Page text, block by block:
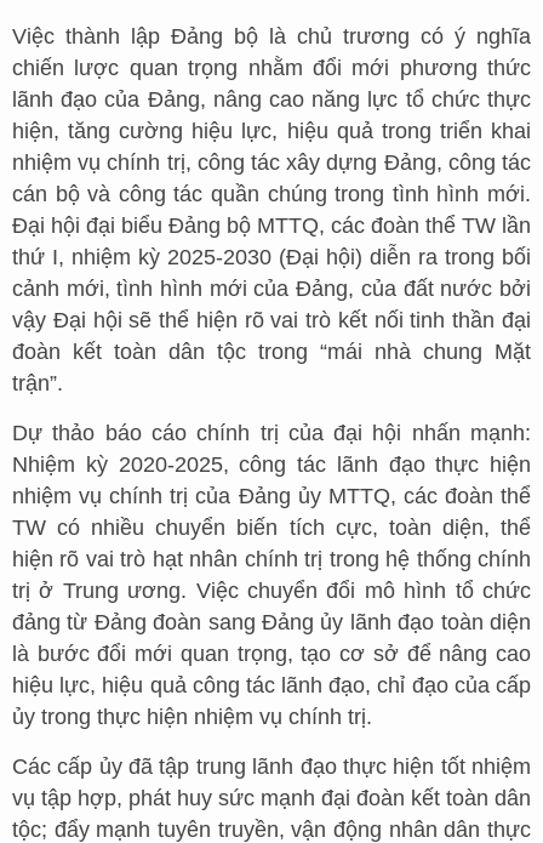
Việc thành lập Đảng bộ là chủ trương có ý nghĩa
chiến lược quan trọng nhằm đổi mới phương thức
lãnh đạo của Đảng, nâng cao năng lực tổ chức thực
hiện, tăng cường hiệu lực, hiệu quả trong triển khai
nhiệm vụ chính trị, công tác xây dựng Đảng, công tác
cán bộ và công tác quần chúng trong tình hình mới.
Đại hội đại biểu Đảng bộ MTTQ, các đoàn thể TW lần
thứ I, nhiệm kỳ 2025-2030 (Đại hội) diễn ra trong bối
cảnh mới, tình hình mới của Đảng, của đất nước bởi
vậy Đại hội sẽ thể hiện rõ vai trò kết nối tinh thần đại
đoàn kết toàn dân tộc trong “mái nhà chung Mặt
trận”.
Dự thảo báo cáo chính trị của đại hội nhấn mạnh:
Nhiệm kỳ 2020-2025, công tác lãnh đạo thực hiện
nhiệm vụ chính trị của Đảng ủy MTTQ, các đoàn thể
TW có nhiều chuyển biến tích cực, toàn diện, thể
hiện rõ vai trò hạt nhân chính trị trong hệ thống chính
trị ở Trung ương. Việc chuyển đổi mô hình tổ chức
đảng từ Đảng đoàn sang Đảng ủy lãnh đạo toàn diện
là bước đổi mới quan trọng, tạo cơ sở để nâng cao
hiệu lực, hiệu quả công tác lãnh đạo, chỉ đạo của cấp
ủy trong thực hiện nhiệm vụ chính trị.
Các cấp ủy đã tập trung lãnh đạo thực hiện tốt nhiệm
vụ tập hợp, phát huy sức mạnh đại đoàn kết toàn dân
tộc; đẩy mạnh tuyên truyền, vận động nhân dân thực